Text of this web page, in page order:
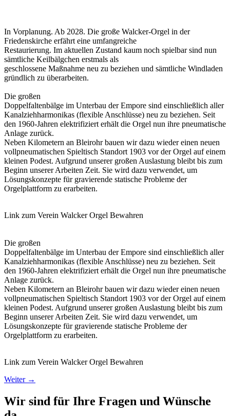
In Vorplanung. Ab 2028. Die große Walcker-Orgel in der
Friedenskirche erfährt eine umfangreiche
Restaurierung. Im aktuellen Zustand kaum noch spielbar sind nun
sämtliche Keilbälgchen erstmals als
geschlossene Maßnahme neu zu beziehen und sämtliche Windladen
gründlich zu überarbeiten.
Die großen
Doppelfaltenbälge im Unterbau der Empore sind einschließlich aller
Kanalziehharmonikas (flexible Anschlüsse) neu zu beziehen. Seit
den 1960-Jahren elektrifiziert erhält die Orgel nun ihre pneumatische
Anlage zurück.
Neben Kilometern an Bleirohr bauen wir dazu wieder einen neuen
vollpneumatischen Spieltisch Standort 1903 vor der Orgel auf einem
kleinen Podest. Aufgrund unserer großen Auslastung bleibt bis zum
Beginn unserer Arbeiten Zeit. Sie wird dazu verwendet, um
Lösungskonzepte für gravierende statische Probleme der
Orgelplattform zu erarbeiten.
Link zum Verein Walcker Orgel Bewahren
Die großen
Doppelfaltenbälge im Unterbau der Empore sind einschließlich aller
Kanalziehharmonikas (flexible Anschlüsse) neu zu beziehen. Seit
den 1960-Jahren elektrifiziert erhält die Orgel nun ihre pneumatische
Anlage zurück.
Neben Kilometern an Bleirohr bauen wir dazu wieder einen neuen
vollpneumatischen Spieltisch Standort 1903 vor der Orgel auf einem
kleinen Podest. Aufgrund unserer großen Auslastung bleibt bis zum
Beginn unserer Arbeiten Zeit. Sie wird dazu verwendet, um
Lösungskonzepte für gravierende statische Probleme der
Orgelplattform zu erarbeiten.
Link zum Verein Walcker Orgel Bewahren
Weiter →
Wir sind für Ihre Fragen und Wünsche